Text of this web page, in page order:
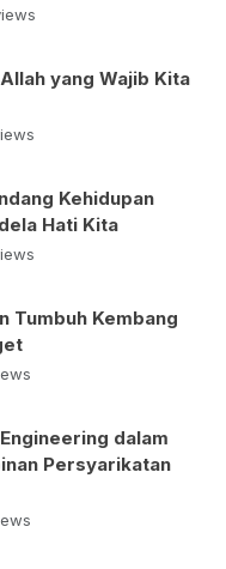
yang Wajib Kita
Kehidupan
Hati Kita
Tumbuh Kembang
dalam
Persyarikatan